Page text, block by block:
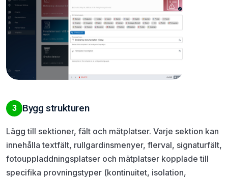
3 Bygg strukturen
Lägg till sektioner, fält och mätplatser. Varje sektion kan
innehålla textfält, rullgardinsmenyer, flerval, signaturfält,
fotouppladdningsplatser och mätplatser kopplade till
specifika provningstyper (kontinuitet, isolation,